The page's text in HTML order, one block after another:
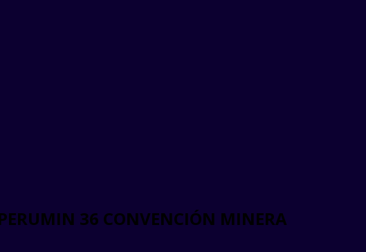
36 CONVENCIÓN MINERA